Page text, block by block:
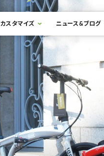
カスタマイズ ニュース&ブログ